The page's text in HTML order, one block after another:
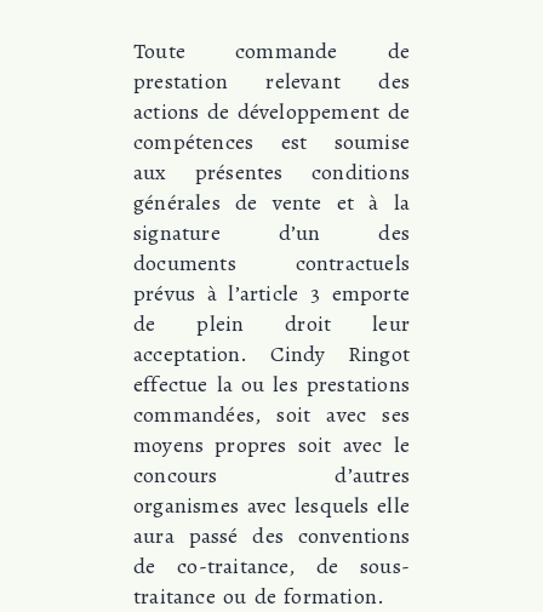
Toute commande de
prestation relevant des
actions de développement de
compétences est soumise
aux présentes conditions
générales de vente et à la
signature d’un des
documents contractuels
prévus à l’article 3 emporte
de plein droit leur
acceptation. Cindy Ringot
effectue la ou les prestations
commandées, soit avec ses
moyens propres soit avec le
concours d’autres
organismes avec lesquels elle
aura passé des conventions
de co-traitance, de sous-
traitance ou de formation.